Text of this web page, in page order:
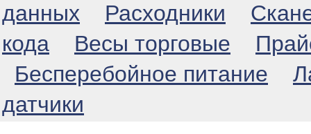
данных
Расходники
кода
Весы торговые
Бесперебойное питание
датчики